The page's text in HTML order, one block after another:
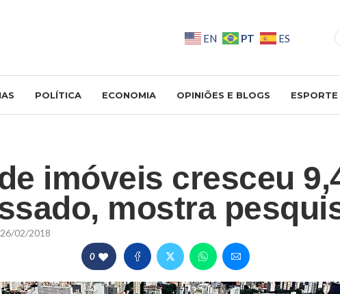
EN PT ES
POLÍTICA ECONOMIA OPINIÕES E BLOGS ESPORTE
imóveis cresceu
mostra
26/02/2018
0